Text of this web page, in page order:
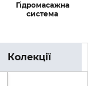
Гідромасажна
система
Колекції